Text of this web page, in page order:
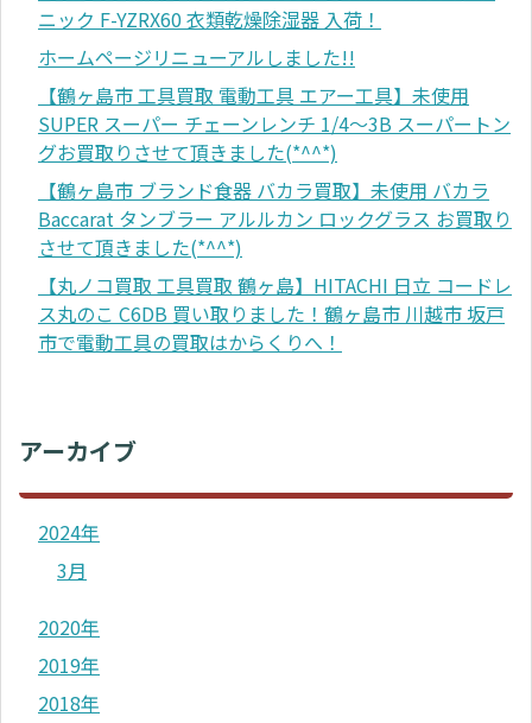
ニック F-YZRX60 衣類乾燥除湿器 入荷！
ホームページリニューアルしました!!
【鶴ヶ島市 工具買取 電動工具 エアー工具】未使用
SUPER スーパー チェーンレンチ 1/4～3B スーパートン
グお買取りさせて頂きました(*^^*)
【鶴ヶ島市 ブランド食器 バカラ買取】未使用 バカラ
Baccarat タンブラー アルルカン ロックグラス お買取り
させて頂きました(*^^*)
【丸ノコ買取 工具買取 鶴ヶ島】HITACHI 日立 コードレ
ス丸のこ C6DB 買い取りました！鶴ヶ島市 川越市 坂戸
市で電動工具の買取はからくりへ！
アーカイブ
2024年
3月
2020年
2019年
2018年